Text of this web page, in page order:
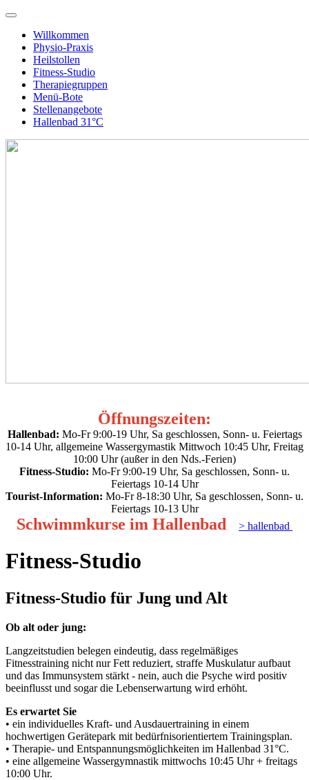
Willkommen
Physio-Praxis
Heilstollen
Fitness-Studio
Therapiegruppen
Menü-Bote
Stellenangebote
Hallenbad 31°C
Öffnungszeiten:
Hallenbad: Mo-Fr 9:00-19 Uhr, Sa geschlossen, Sonn- u. Feiertags
10-14 Uhr, allgemeine Wassergymastik Mittwoch 10:45 Uhr, Freitag
10:00 Uhr (außer in den Nds.-Ferien)
Fitness-Studio: Mo-Fr 9:00-19 Uhr, Sa geschlossen, Sonn- u.
Feiertags 10-14 Uhr
Tourist-Information: Mo-Fr 8-18:30 Uhr, Sa geschlossen, Sonn- u.
Feiertags 10-13 Uhr
Schwimmkurse im Hallenbad > hallenbad
Fitness-Studio
Fitness-Studio für Jung und Alt
Ob alt oder jung:
Langzeitstudien belegen eindeutig, dass regelmäßiges
Fitnesstraining nicht nur Fett reduziert, straffe Muskulatur aufbaut
und das Immunsystem stärkt - nein, auch die Psyche wird positiv
beeinflusst und sogar die Lebenserwartung wird erhöht.
Es erwartet Sie
• ein individuelles Kraft- und Ausdauertraining in einem
hochwertigen Gerätepark mit bedürfnis­orientiertem Trainingsplan.
• Therapie- und Entspannungsmöglichkeiten im Hallenbad 31°C.
• eine allgemeine Wassergymnastik mittwochs 10:45 Uhr + freitags
10:00 Uhr.